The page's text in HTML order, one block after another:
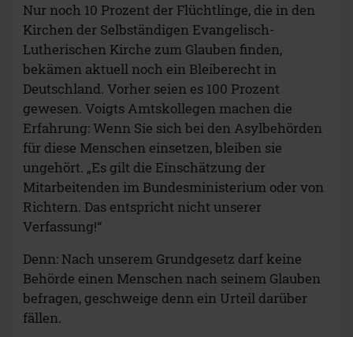
Nur noch 10 Prozent der Flüchtlinge, die in den
Kirchen der Selbständigen Evangelisch-
Lutherischen Kirche zum Glauben finden,
bekämen aktuell noch ein Bleiberecht in
Deutschland. Vorher seien es 100 Prozent
gewesen. Voigts Amtskollegen machen die
Erfahrung: Wenn Sie sich bei den Asylbehörden
für diese Menschen einsetzen, bleiben sie
ungehört. „Es gilt die Einschätzung der
Mitarbeitenden im Bundesministerium oder von
Richtern. Das entspricht nicht unserer
Verfassung!“
Denn: Nach unserem Grundgesetz darf keine
Behörde einen Menschen nach seinem Glauben
befragen, geschweige denn ein Urteil darüber
fällen.